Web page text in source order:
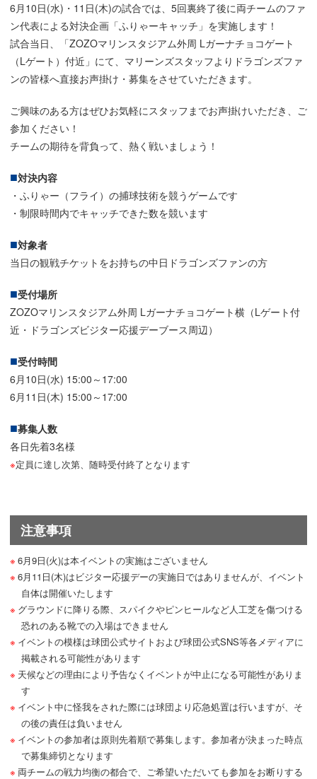
6月10日(水)・11日(木)の試合では、5回裏終了後に両チームのファ
ン代表による対決企画「ふりゃーキャッチ」を実施します！
試合当日、「ZOZOマリンスタジアム外周 Lガーナチョコゲート
（Lゲート）付近」にて、マリーンズスタッフよりドラゴンズファ
ンの皆様へ直接お声掛け・募集をさせていただきます。
ご興味のある方はぜひお気軽にスタッフまでお声掛けいただき、ご
参加ください！
チームの期待を背負って、熱く戦いましょう！
対決内容
・ふりゃー（フライ）の捕球技術を競うゲームです
・制限時間内でキャッチできた数を競います
対象者
当日の観戦チケットをお持ちの中日ドラゴンズファンの方
受付場所
ZOZOマリンスタジアム外周 Lガーナチョコゲート横（Lゲート付
近・ドラゴンズビジター応援デーブース周辺）
受付時間
6月10日(水) 15:00～17:00
6月11日(木) 15:00～17:00
募集人数
各日先着3名様
※定員に達し次第、随時受付終了となります
注意事項
6月9日(火)は本イベントの実施はございません
6月11日(木)はビジター応援デーの実施日ではありませんが、イベント
自体は開催いたします
グラウンドに降りる際、スパイクやピンヒールなど人工芝を傷つける
恐れのある靴での入場はできません
イベントの模様は球団公式サイトおよび球団公式SNS等各メディアに
掲載される可能性があります
天候などの理由により予告なくイベントが中止になる可能性がありま
す
イベント中に怪我をされた際には球団より応急処置は行いますが、そ
の後の責任は負いません
イベントの参加者は原則先着順で募集します。参加者が決まった時点
で募集締切となります
両チームの戦力均衡の都合で、ご希望いただいても参加をお断りする